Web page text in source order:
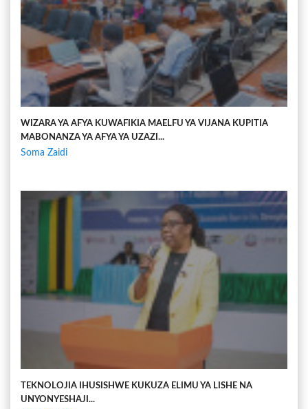
WIZARA YA AFYA KUWAFIKIA MAELFU YA VIJANA KUPITIA
MABONANZA YA AFYA YA UZAZI...
Soma Zaidi
TEKNOLOJIA IHUSISHWE KUKUZA ELIMU YA LISHE NA
UNYONYESHAJI...